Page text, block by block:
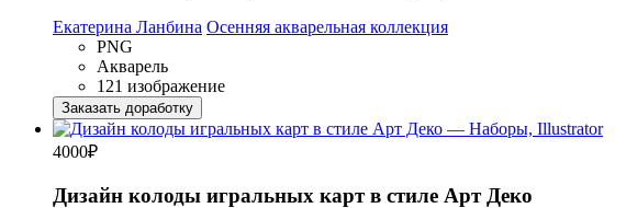
Екатерина Ланбина Осенняя акварельная коллекция
PNG
Акварель
121 изображение
Заказать доработку
4000₽
Дизайн колоды игральных карт в стиле Арт Деко